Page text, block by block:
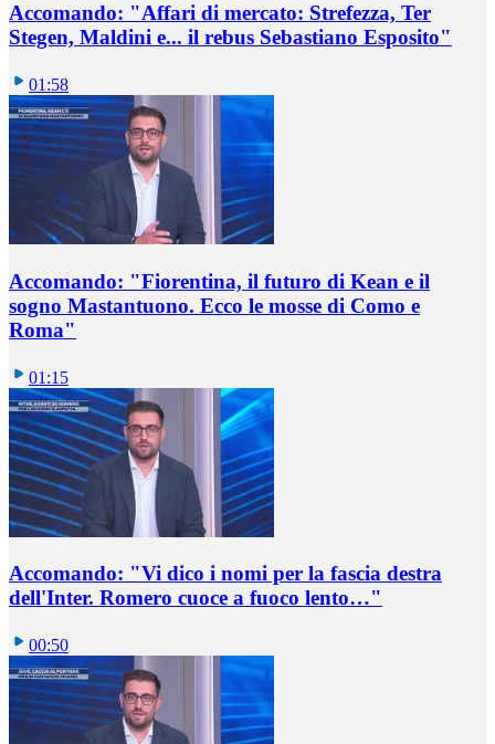
Accomando: "Affari di mercato: Strefezza, Ter
Stegen, Maldini e... il rebus Sebastiano Esposito"
01:58
Accomando: "Fiorentina, il futuro di Kean e il
sogno Mastantuono. Ecco le mosse di Como e
Roma"
01:15
Accomando: "Vi dico i nomi per la fascia destra
dell'Inter. Romero cuoce a fuoco lento…"
00:50